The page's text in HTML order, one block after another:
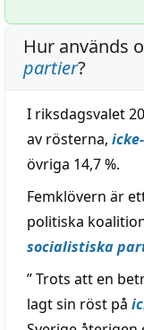
Hur används
partier?
I riksdagsvalet
av rösterna,
övriga 14,7 %.
Femklövern är
politiska
socialistiska
” Trots att en
lagt sin röst på